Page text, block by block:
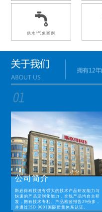
供水/气象案例
公司简介
斯必得科技拥有强大的技术产品研发能力与
快速的产品定制化能力，全线产品均自主研
发，拥有技术专利、产品检验报告29份多，
并通过ISO 9001国际质量体系认证。